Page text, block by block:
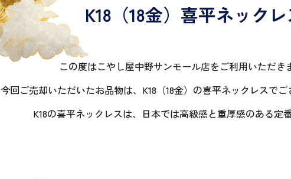
K18（18金）喜平ネック
この度はこやし屋中野サンモール店をご利用いただき
今回ご売却いただいたお品物は、K18（18金）の喜平ネックレスで
K18の喜平ネックレスは、日本では高級感と重厚感のある定